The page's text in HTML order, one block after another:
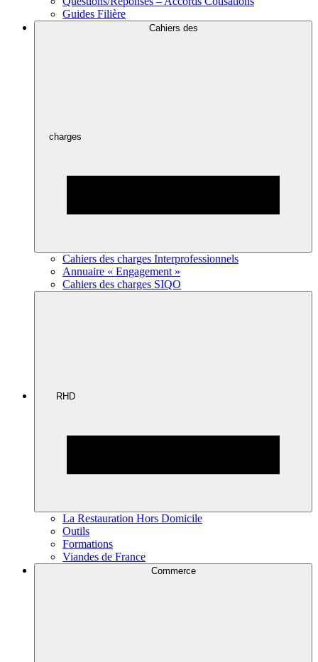
Guides Filière
Cahiers des
charges
Cahiers des charges Interprofessionnels
Annuaire « Engagement »
Cahiers des charges SIQO
RHD
La Restauration Hors Domicile
Outils
Formations
Viandes de France
Commerce